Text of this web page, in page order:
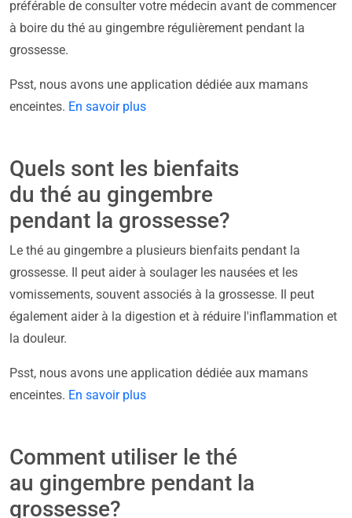
préférable de consulter votre médecin avant de commencer
à boire du thé au gingembre régulièrement pendant la
grossesse.
Psst, nous avons une application dédiée aux mamans
enceintes. En savoir plus
Quels sont les bienfaits
du thé au gingembre
pendant la grossesse?
Le thé au gingembre a plusieurs bienfaits pendant la
grossesse. Il peut aider à soulager les nausées et les
vomissements, souvent associés à la grossesse. Il peut
également aider à la digestion et à réduire l'inflammation et
la douleur.
Psst, nous avons une application dédiée aux mamans
enceintes. En savoir plus
Comment utiliser le thé
au gingembre pendant la
grossesse?